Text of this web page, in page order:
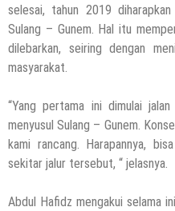
selesai, tahun 2019
Sulang – Gunem. Hal itu
dilebarkan, seiring dengan
masyarakat.
“Yang pertama ini dimulai
menyusul Sulang – Gunem.
kami rancang. Harapannya,
sekitar jalur tersebut, “ jelasnya.
Abdul Hafidz mengakui selama